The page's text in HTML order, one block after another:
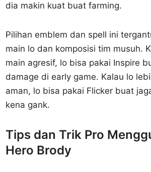
dia makin kuat buat farming.
Pilihan emblem dan spell ini
main lo dan komposisi tim musuh.
main agresif, lo bisa pakai Inspire
damage di early game. Kalau lo
aman, lo bisa pakai Flicker buat
kena gank.
Tips dan Trik Pro
Hero Brody